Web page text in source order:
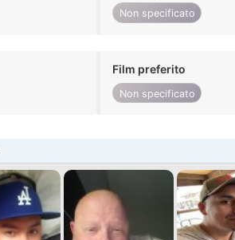
Non specificato
Film preferito
Non specificato